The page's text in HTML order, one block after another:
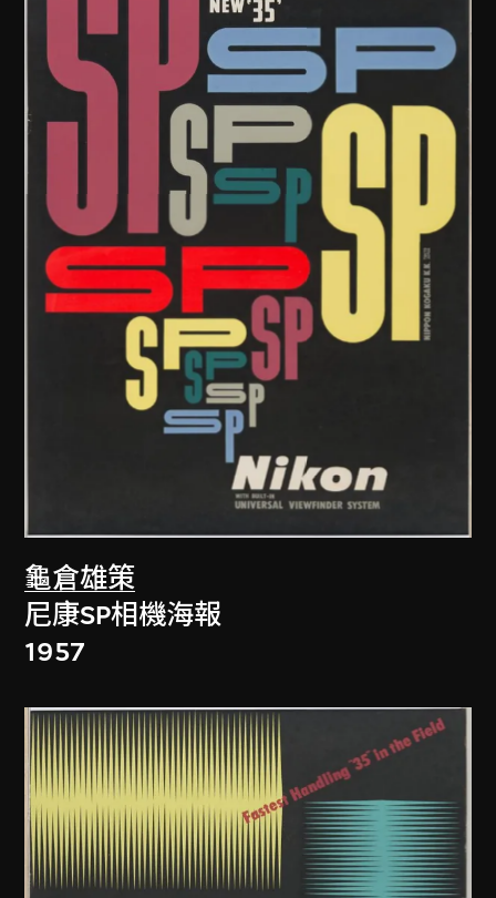
龜倉雄策
尼康SP相機海報
1957